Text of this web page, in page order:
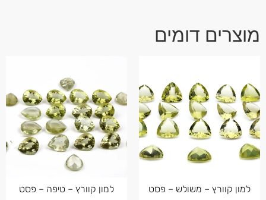
מוצרים דומים
למון קוורץ – משולש – פסט למון קוורץ – טיפה – פסט